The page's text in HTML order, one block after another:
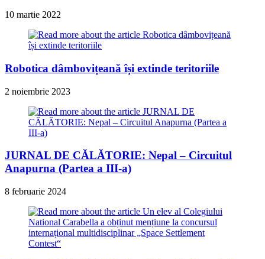
10 martie 2022
Robotica dâmbovițeană își extinde teritoriile
2 noiembrie 2023
JURNAL DE CĂLĂTORIE: Nepal – Circuitul
Anapurna (Partea a III-a)
8 februarie 2024